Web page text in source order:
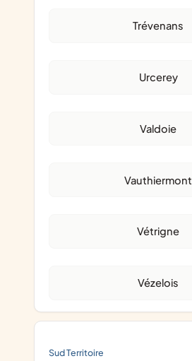
Trévenans
Urcerey
Valdoie
Vauthiermont
Vétrigne
Vézelois
Sud Territoire